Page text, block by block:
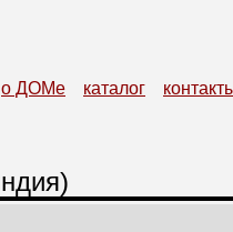
о ДОМе каталог